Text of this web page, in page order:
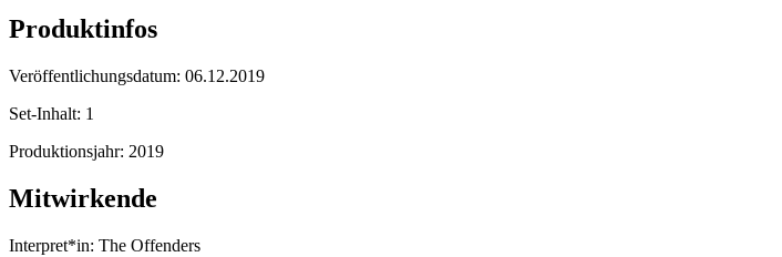
Produktinfos
Veröffentlichungsdatum: 06.12.2019
Set-Inhalt: 1
Produktionsjahr: 2019
Mitwirkende
Interpret*in: The Offenders